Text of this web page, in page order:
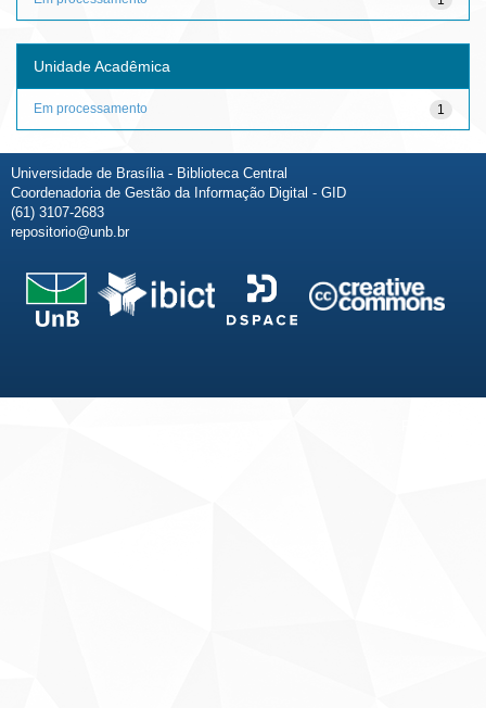
Unidade Acadêmica
1
Em processamento
Universidade de Brasília - Biblioteca Central
Coordenadoria de Gestão da Informação Digital - GID
(61) 3107-2683
repositorio@unb.br